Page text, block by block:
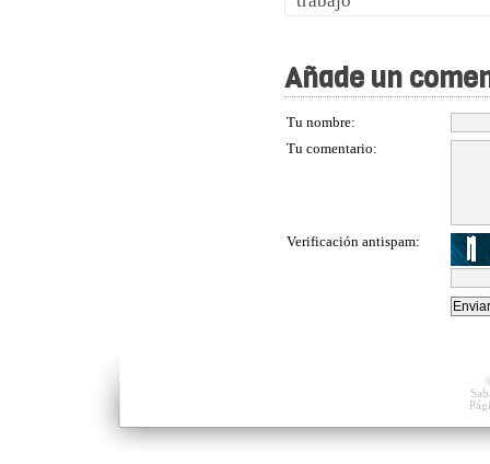
Añade un
Tu nombre:
Tu comentario:
Verificación antispam: